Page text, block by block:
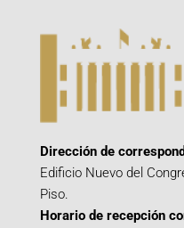
Dirección de
Edificio Nuevo del
Piso.
Horario de recepción